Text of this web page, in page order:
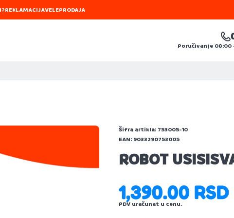
REKLAMACIJAVELEPRODAJA
Poručivanje 08:00
Šifra artikla: 753005-10
EAN: 9033290753005
ROBOT
1,390.00 RSD
PDV uračunat u cenu.